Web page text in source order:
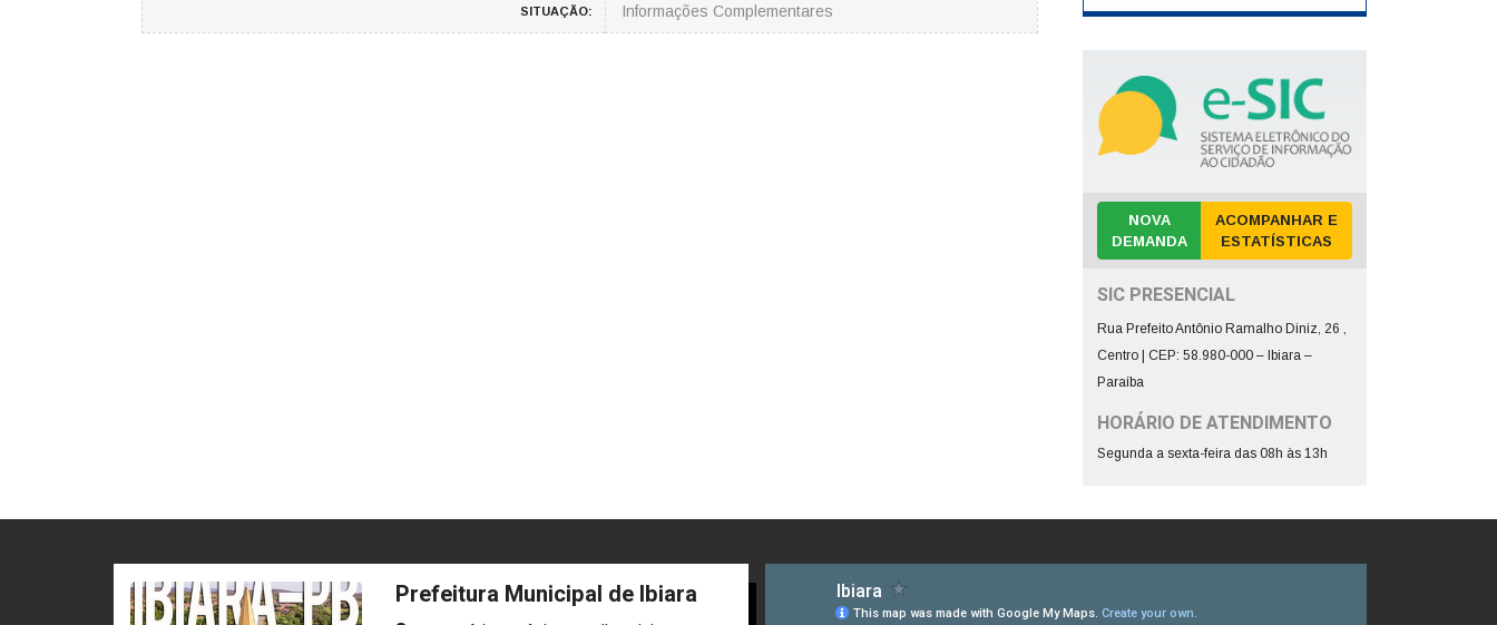
SITUAÇÃO: Informações Complementares
NOVA
DEMANDA
ACOMPANHAR E
ESTATÍSTICAS
SIC PRESENCIAL
Rua Prefeito Antônio Ramalho Diniz, 26 ,
Centro | CEP: 58.980-000 – Ibiara –
Paraíba
HORÁRIO DE ATENDIMENTO
Segunda a sexta-feira das 08h às 13h
Prefeitura Municipal de Ibiara